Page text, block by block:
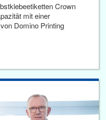
Crown
mit einer
Domino Printing